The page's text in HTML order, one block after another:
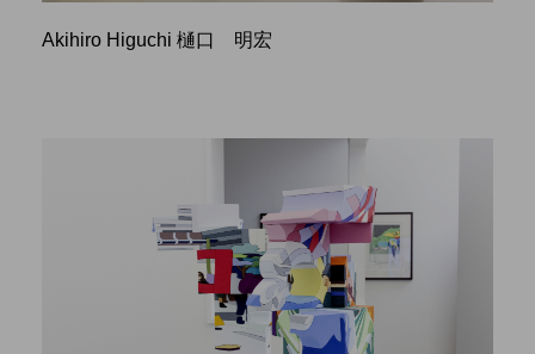
Akihiro Higuchi 樋口 明宏